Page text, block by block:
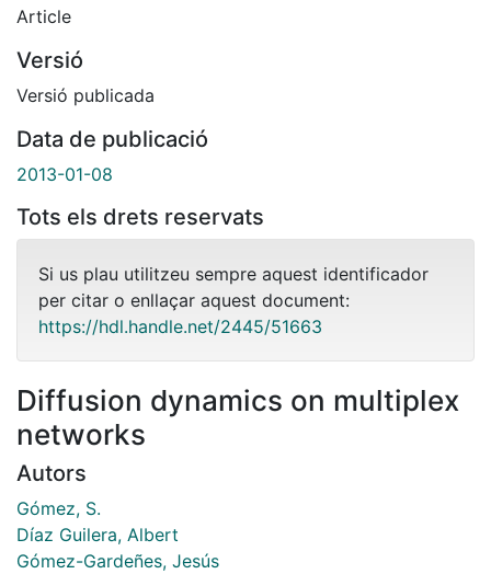
Article
Versió
Versió publicada
Data de publicació
2013-01-08
Tots els drets reservats
Si us plau utilitzeu sempre aquest identificador
per citar o enllaçar aquest document:
https://hdl.handle.net/2445/51663
Diffusion dynamics on multiplex
networks
Autors
Gómez, S.
Díaz Guilera, Albert
Gómez-Gardeñes, Jesús